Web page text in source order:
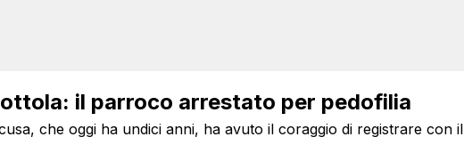
il parroco arrestato per pedofilia
che oggi ha undici anni, ha avuto il coraggio di registrare con il